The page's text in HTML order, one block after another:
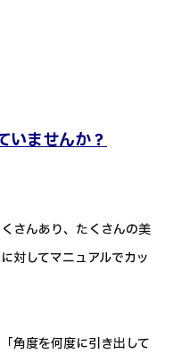
いませんか？
さんあり、たくさんの美
対してマニュアルでカッ
角度を何度に引き出して